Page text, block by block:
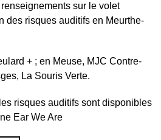
sur le volet
des risques auditifs en Meurthe-
+ ; en Meuse, MJC Contre-
La Souris Verte.
risques auditifs sont disponibles
Ear We Are